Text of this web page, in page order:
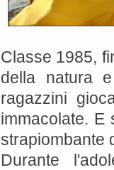
Classe 1985,
della natura
ragazzini
immacolate. E
strapiombante
Durante